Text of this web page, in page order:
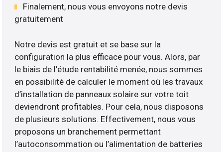
Finalement, nous vous envoyons notre devis
gratuitement
Notre devis est gratuit et se base sur la
configuration la plus efficace pour vous. Alors, par
le biais de l’étude rentabilité menée, nous sommes
en possibilité de calculer le moment où les travaux
d’installation de panneaux solaire sur votre toit
deviendront profitables. Pour cela, nous disposons
de plusieurs solutions. Effectivement, nous vous
proposons un branchement permettant
l’autoconsommation ou l’alimentation de batteries